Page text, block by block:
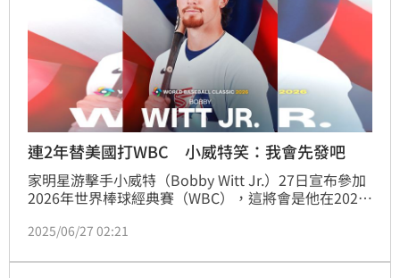
連2年替美國打WBC 小威特笑：我會先發吧
家明星游擊手小威特（Bobby Witt Jr.）27日宣布參加
2026年世界棒球經典賽（WBC），這將會是他在2023
家抱回金盃，並逗趣表示這次參賽應該能先發吧。
2025/06/27 02:21